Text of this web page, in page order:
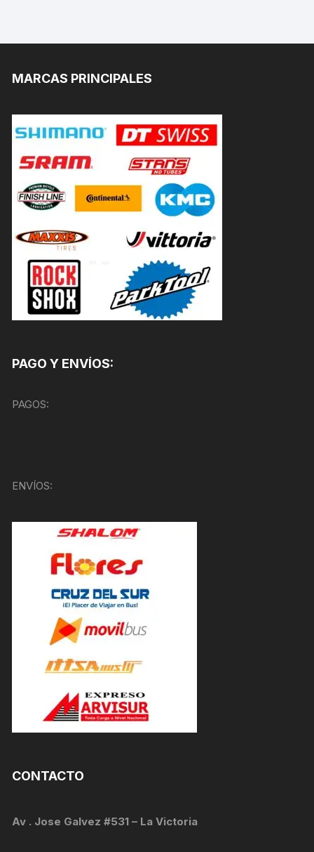
MARCAS PRINCIPALES
PAGO Y ENVÍOS:
PAGOS:
ENVÍOS:
CONTACTO
Av . Jose Galvez #531 – La Victoria